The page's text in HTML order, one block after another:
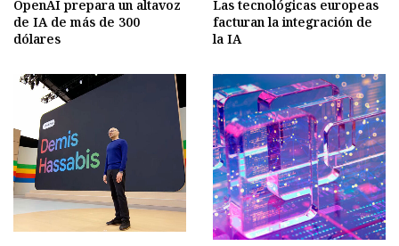
OpenAI prepara un altavoz
de IA de más de 300
dólares
Las tecnológicas europeas
facturan la integración de
la IA